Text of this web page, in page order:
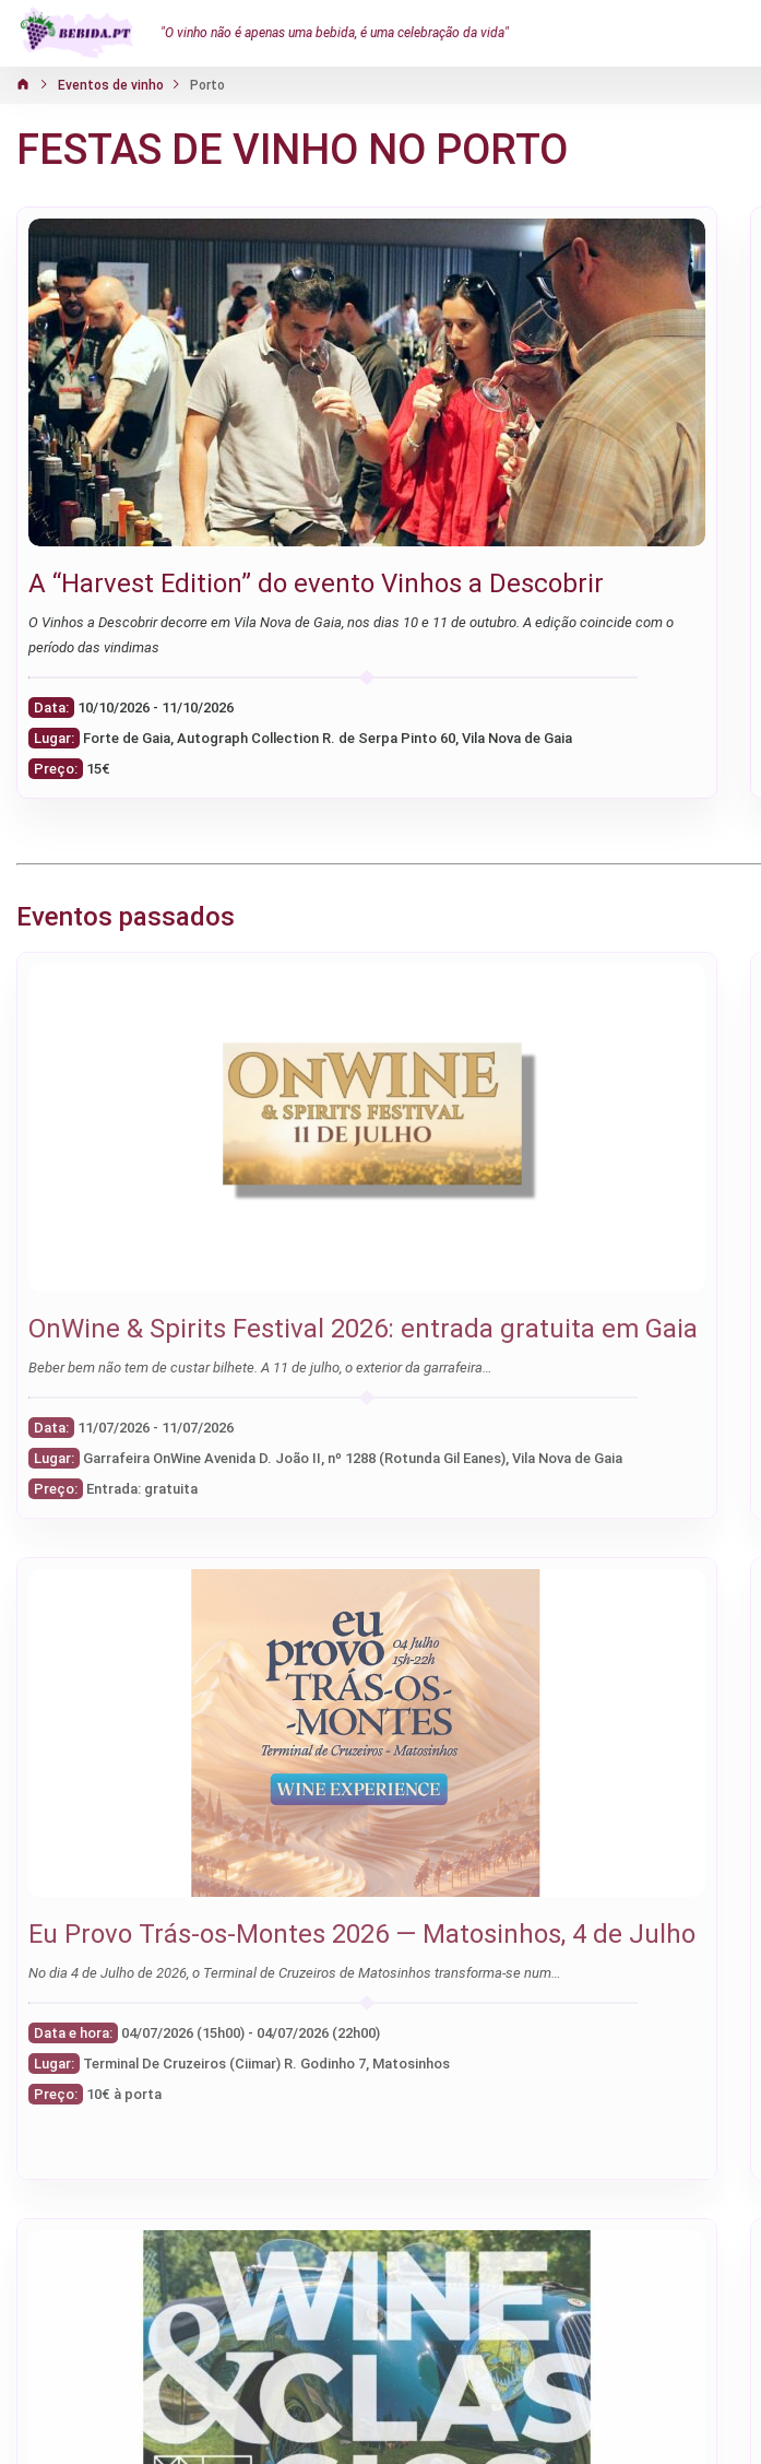
"O vinho não é apenas uma bebida, é uma celebração da vida"
Eventos de vinho Porto
FESTAS DE VINHO NO PORTO
A “Harvest Edition” do evento Vinhos a Descobrir
O Vinhos a Descobrir decorre em Vila Nova de Gaia, nos dias 10 e 11 de outubro. A edição coincide com o
período das vindimas
Data:
10/10/2026 - 11/10/2026
Lugar: Forte de Gaia, Autograph Collection R. de Serpa Pinto 60, Vila Nova de Gaia
Preço: 15€
Eventos passados
OnWine & Spirits Festival 2026: entrada gratuita em Gaia
Beber bem não tem de custar bilhete. A 11 de julho, o exterior da garrafeira…
Data:
11/07/2026 - 11/07/2026
Lugar: Garrafeira OnWine Avenida D. João II, nº 1288 (Rotunda Gil Eanes), Vila Nova de Gaia
Preço: Entrada: gratuita
Eu Provo Trás-os-Montes 2026 — Matosinhos, 4 de Julho
No dia 4 de Julho de 2026, o Terminal de Cruzeiros de Matosinhos transforma-se num…
Data e hora:
04/07/2026 (15h00) - 04/07/2026 (22h00)
Lugar:
Terminal De Cruzeiros (Ciimar) R. Godinho 7, Matosinhos
Preço: 10€ à porta